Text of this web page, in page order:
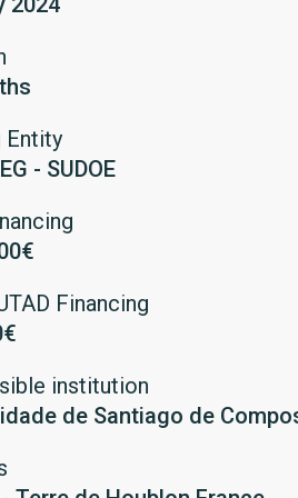
Entity
- SUDOE
Financing
institution
de Santiago de